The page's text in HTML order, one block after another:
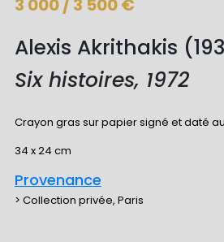
3 000 / 3 500 €
Alexis Akrithakis
Six histoires, 1972
Crayon gras sur papier signé et daté
34 x 24 cm
Provenance
> Collection privée, Paris